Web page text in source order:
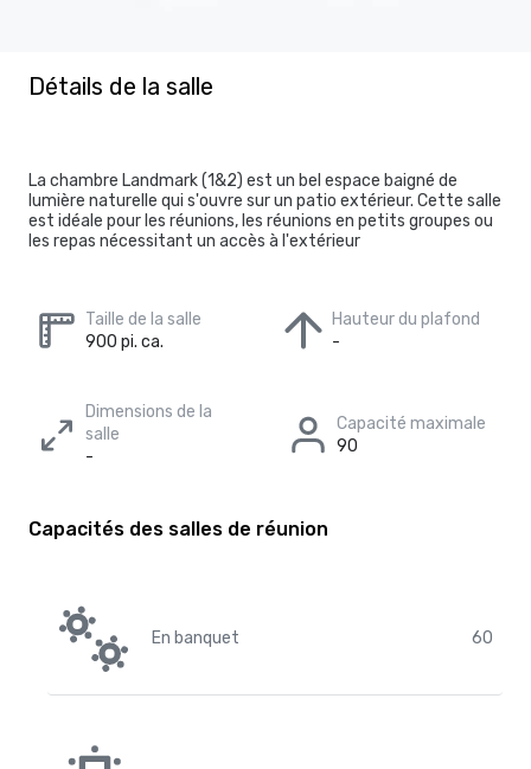
Détails de la salle
La chambre Landmark (1&2) est un bel espace baigné de
lumière naturelle qui s'ouvre sur un patio extérieur. Cette salle
est idéale pour les réunions, les réunions en petits groupes ou
les repas nécessitant un accès à l'extérieur
Taille de la salle
900 pi. ca.
Hauteur du plafond
-
Dimensions de la
salle
-
Capacité maximale
90
Capacités des salles de réunion
En banquet 60